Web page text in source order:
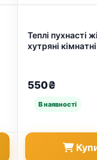
Теплі пухнасті
хутряні
550₴